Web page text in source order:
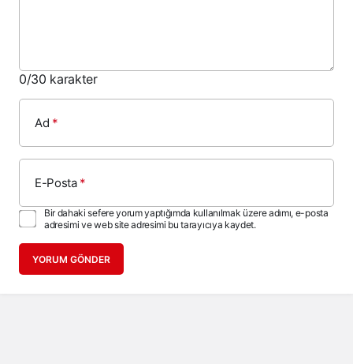
0/30 karakter
Ad *
E-Posta*
Bir dahaki sefere yorum yaptığımda kullanılmak üzere adımı, e-posta
adresimi ve web site adresimi bu tarayıcıya kaydet.
YORUM GÖNDER